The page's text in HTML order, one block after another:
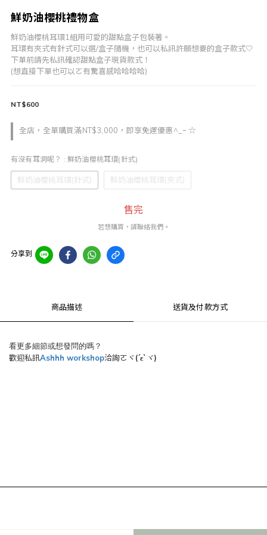
鮮奶油櫻桃禮物盒
鮮奶油櫻桃耳環1組用可愛的甜點盒子包裝著。
耳環有夾式有針式可以選/盒子隨機，也可以私訊許願想要的盒子款式🤍
下單前請先私訊確認甜點盒子現貨款式！
(想直接下單也可以ㄛ有驚喜感哈哈哈哈)
全店，全單購買滿NT$3,000，即享免運優惠^_ｰ ☆
NT$600
有沒有耳洞呢？ : 鮮奶油櫻桃耳環(針式)
鮮奶油櫻桃耳環(針式) 鮮奶油櫻桃耳環(夾式)
售完
若想購買，請聯絡我們。
分享到
商品描述 送貨及付款方式
看更多細節或想發問的嗎？
歡迎私訊Ashhh workshop洽詢ㄛヾ(´ε` ヾ)